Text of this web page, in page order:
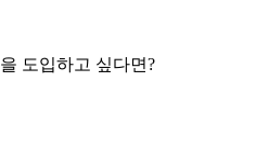
을 도입하고 싶다면?